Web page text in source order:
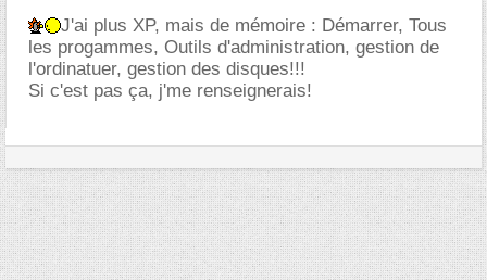
J'ai plus XP, mais de mémoire : Démarrer, Tous
les progammes, Outils d'administration, gestion de
l'ordinatuer, gestion des disques!!!
Si c'est pas ça, j'me renseignerais!